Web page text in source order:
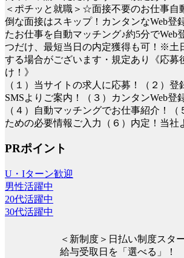
＜ポチッと就職＞☆面接不要のお仕事
倒な面接はスキップ！カンタンなWeb登
たお仕事を自動マッチング♪約5分でWeb
つだけ、最短当日の内定獲得も可！※土
する場合がございます・規定あり《応募
け！》
（１）当サイトの求人に応募！（２）
SMSよりご案内！（３）カンタンWeb登
（４）自動マッチングでお仕事紹介！
ための必要情報ご入力（６）内定！当社
PRポイント
U・Iターン歓迎
男性活躍中
20代活躍中
30代活躍中
＜新制度＞日払い制度スタ
給与受取日を「選べる」！